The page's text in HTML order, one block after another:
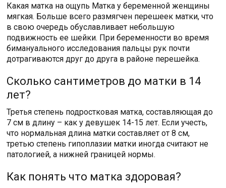
Какая матка на ощупь Матка у беременной женщины
мягкая. Больше всего размягчен перешеек матки, что
в свою очередь обуславливает небольшую
подвижность ее шейки. При беременности во время
бимануального исследования пальцы рук почти
дотрагиваются друг до друга в районе перешейка.
Сколько сантиметров до матки в 14
лет?
Третья степень подростковая матка, составляющая до
7 см в длину – как у девушек 14-15 лет. Если учесть,
что нормальная длина матки составляет от 8 см,
третью степень гипоплазии матки иногда считают не
патологией, а нижней границей нормы.
Как понять что матка здоровая?